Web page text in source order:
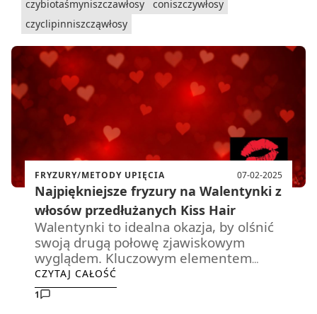
czybiotaśmyniszczawłosy
coniszczywłosy
czyclipinniszcząwłosy
FRYZURY/METODY UPIĘCIA 07-02-2025
Najpiękniejsze fryzury na Walentynki z
włosów przedłużanych Kiss Hair
Walentynki to idealna okazja, by olśnić
swoją drugą połowę zjawiskowym
wyglądem. Kluczowym elementem
romantycznej stylizacji jest oczywiście
fryzura! Jeśli masz przedłużone włosy
Kiss Hair
CZYTAJ CAŁOŚĆ
1